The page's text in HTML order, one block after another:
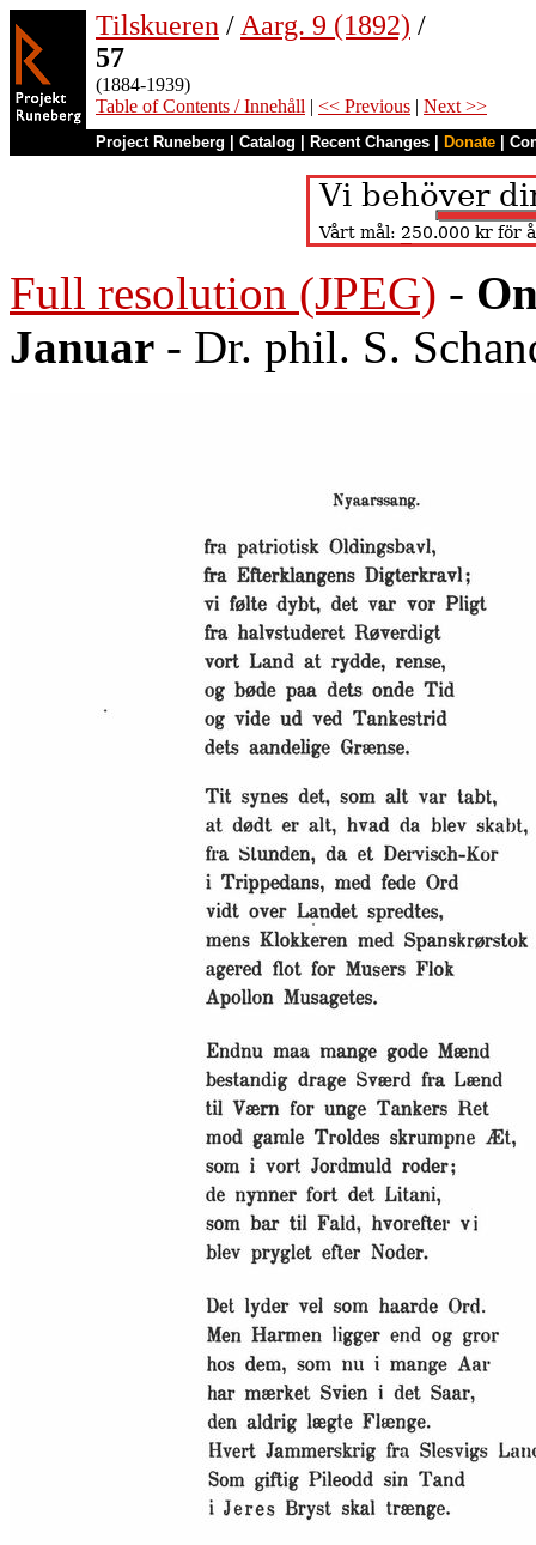
Tilskueren / Aarg. 9 (1892) /
57
(1884-1939)
Table of Contents / Innehåll | << Previous | Next >>
Project Runeberg Catalog Recent Changes Donate
Full resolution (JPEG) -
Januar - Dr. phil. S.